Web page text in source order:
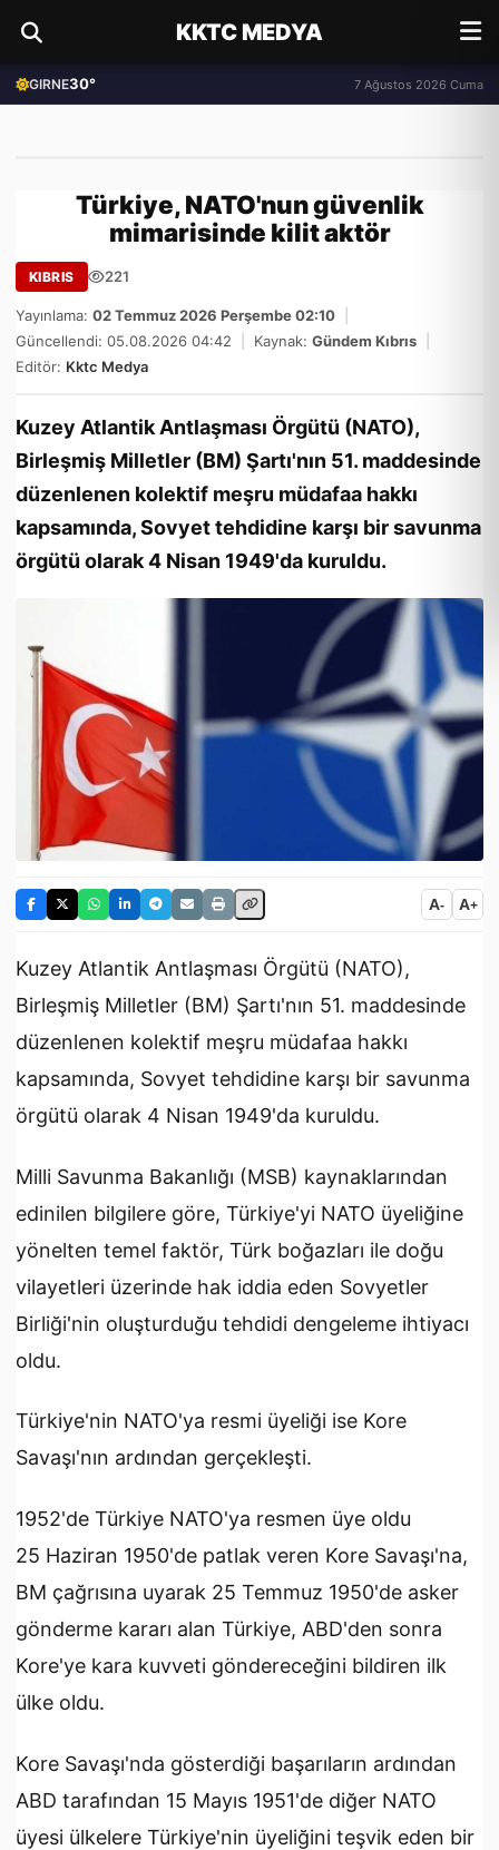
KKTC MEDYA
GIRNE30° 7 Ağustos 2026 Cuma
Türkiye, NATO'nun güvenlik
mimarisinde kilit aktör
KIBRIS 221
Yayınlama: 02 Temmuz 2026 Perşembe 02:10
Güncellendi: 05.08.2026 04:42
Kaynak: Gündem Kıbrıs
Editör: Kktc Medya
Kuzey Atlantik Antlaşması Örgütü (NATO),
Birleşmiş Milletler (BM) Şartı'nın 51. maddesinde
düzenlenen kolektif meşru müdafaa hakkı
kapsamında, Sovyet tehdidine karşı bir savunma
örgütü olarak 4 Nisan 1949'da kuruldu.
A- A+
Kuzey Atlantik Antlaşması Örgütü (NATO),
Birleşmiş Milletler (BM) Şartı'nın 51. maddesinde
düzenlenen kolektif meşru müdafaa hakkı
kapsamında, Sovyet tehdidine karşı bir savunma
örgütü olarak 4 Nisan 1949'da kuruldu.
Milli Savunma Bakanlığı (MSB) kaynaklarından
edinilen bilgilere göre, Türkiye'yi NATO üyeliğine
yönelten temel faktör, Türk boğazları ile doğu
vilayetleri üzerinde hak iddia eden Sovyetler
Birliği'nin oluşturduğu tehdidi dengeleme ihtiyacı
oldu.
Türkiye'nin NATO'ya resmi üyeliği ise Kore
Savaşı'nın ardından gerçekleşti.
1952'de Türkiye NATO'ya resmen üye oldu
25 Haziran 1950'de patlak veren Kore Savaşı'na,
BM çağrısına uyarak 25 Temmuz 1950'de asker
gönderme kararı alan Türkiye, ABD'den sonra
Kore'ye kara kuvveti göndereceğini bildiren ilk
ülke oldu.
Kore Savaşı'nda gösterdiği başarıların ardından
ABD tarafından 15 Mayıs 1951'de diğer NATO
üyesi ülkelere Türkiye'nin üyeliğini teşvik eden bir